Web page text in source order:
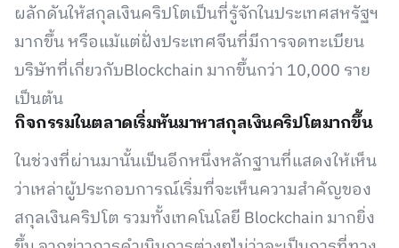
ผลักดันให้สกุลเงินคริปโตเป็นที่รู้จักในประเทศสหรัฐฯ
มากขึ้น หรือแม้แต่ฝั่งประเทศจีนที่มีการจดทะเบียน
บริษัทที่เกี่ยวกับBlockchain มากขึ้นกว่า 10,000 ราย
เป็นต้น
กิจกรรมในตลาดเริ่มหันมาหาสกุลเงินคริปโตมากขึ้น
ในช่วงที่ผ่านมานั้นเป็นอีกหนึ่งหลักฐานที่แสดงให้เห็น
ว่าเหล่าผู้ประกอบการณ์เริ่มที่จะเห็นความสำคัญของ
สกุลเงินคริปโต รวมทั้งเทคโนโลยี Blockchain มากยิ่ง